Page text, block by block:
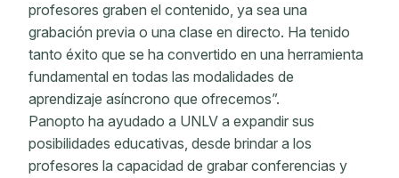
profesores graben el contenido, ya sea una
grabación previa o una clase en directo. Ha tenido
tanto éxito que se ha convertido en una herramienta
fundamental en todas las modalidades de
aprendizaje asíncrono que ofrecemos”.
Panopto ha ayudado a UNLV a expandir sus
posibilidades educativas, desde brindar a los
profesores la capacidad de grabar conferencias y